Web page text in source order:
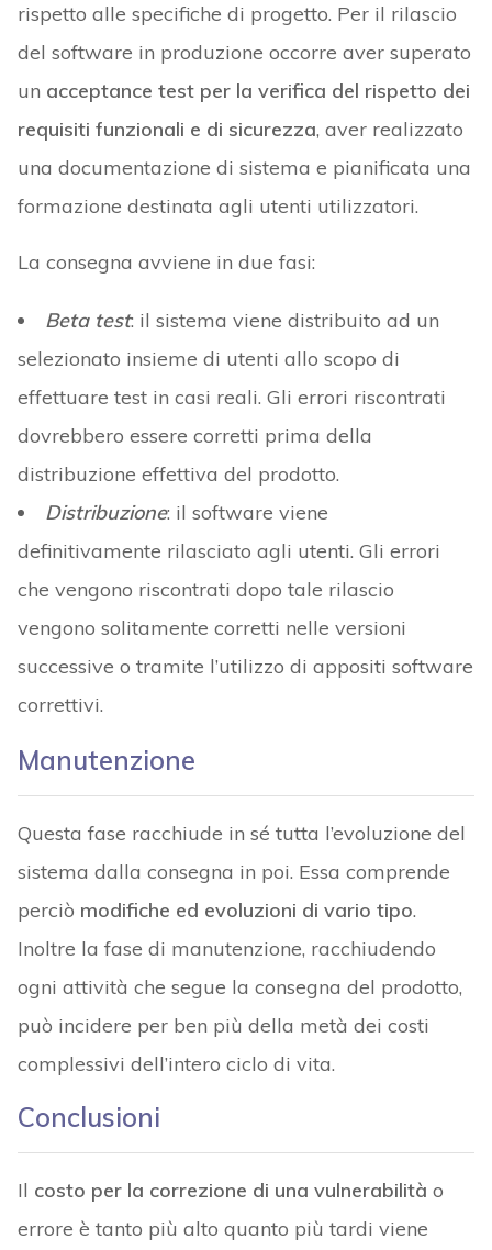
rispetto alle specifiche di progetto. Per il rilascio
del software in produzione occorre aver superato
un acceptance test per la verifica del rispetto dei
requisiti funzionali e di sicurezza, aver realizzato
una documentazione di sistema e pianificata una
formazione destinata agli utenti utilizzatori.
La consegna avviene in due fasi:
Beta test: il sistema viene distribuito ad un
selezionato insieme di utenti allo scopo di
effettuare test in casi reali. Gli errori riscontrati
dovrebbero essere corretti prima della
distribuzione effettiva del prodotto.
Distribuzione: il software viene
definitivamente rilasciato agli utenti. Gli errori
che vengono riscontrati dopo tale rilascio
vengono solitamente corretti nelle versioni
successive o tramite l’utilizzo di appositi software
correttivi.
Manutenzione
Questa fase racchiude in sé tutta l’evoluzione del
sistema dalla consegna in poi. Essa comprende
perciò modifiche ed evoluzioni di vario tipo.
Inoltre la fase di manutenzione, racchiudendo
ogni attività che segue la consegna del prodotto,
può incidere per ben più della metà dei costi
complessivi dell’intero ciclo di vita.
Conclusioni
Il costo per la correzione di una vulnerabilità o
errore è tanto più alto quanto più tardi viene